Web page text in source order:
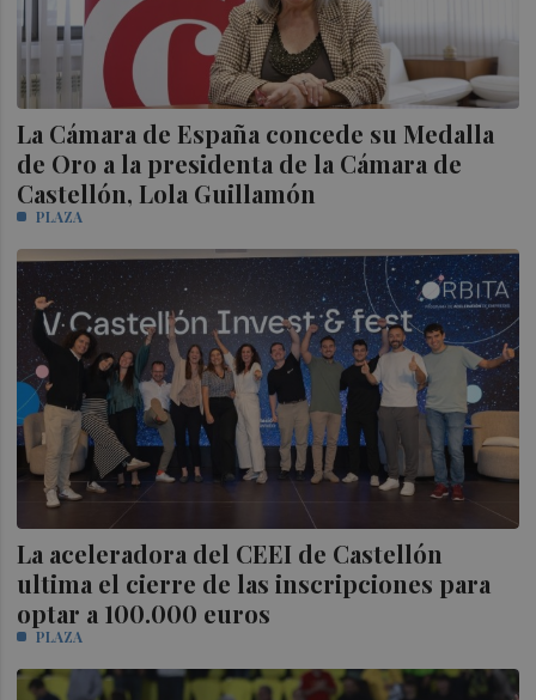
La Cámara de España concede su Medalla
de Oro a la presidenta de la Cámara de
Castellón, Lola Guillamón
PLAZA
La aceleradora del CEEI de Castellón
ultima el cierre de las inscripciones para
optar a 100.000 euros
PLAZA